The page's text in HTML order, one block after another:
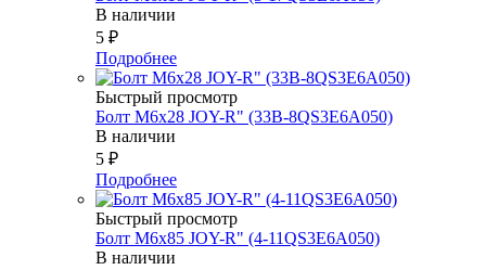
В наличии
5 ₽
Подробнее
Быстрый просмотр
Болт М6х28 JOY-R" (33В-8QS3E6A050)
В наличии
5 ₽
Подробнее
Быстрый просмотр
Болт М6х85 JOY-R" (4-11QS3E6A050)
В наличии